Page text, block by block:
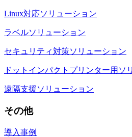
Linux対応ソリューション
ラベルソリューション
セキュリティ対策ソリューション
ドットインパクトプリンター用ソ
遠隔支援ソリューション
その他
導入事例